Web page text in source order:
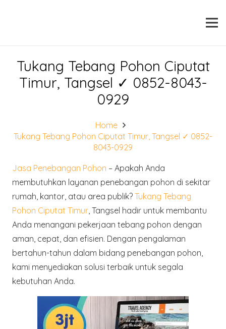
Tukang Tebang Pohon Ciputat
Timur, Tangsel ✓ 0852-8043-
0929
Home
Tukang Tebang Pohon Ciputat Timur, Tangsel ✓ 0852-
8043-0929
Jasa Penebangan Pohon – Apakah Anda
membutuhkan layanan penebangan pohon di sekitar
rumah, kantor, atau area publik? Tukang Tebang
Pohon Ciputat Timur, Tangsel hadir untuk membantu
Anda menangani pekerjaan tebang pohon dengan
aman, cepat, dan efisien. Dengan pengalaman
bertahun-tahun dalam bidang penebangan pohon,
kami menyediakan solusi terbaik untuk segala
kebutuhan Anda.